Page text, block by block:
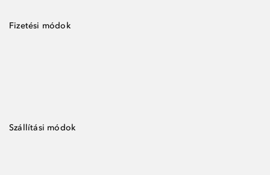
Fizetési módok
Szállítási módok